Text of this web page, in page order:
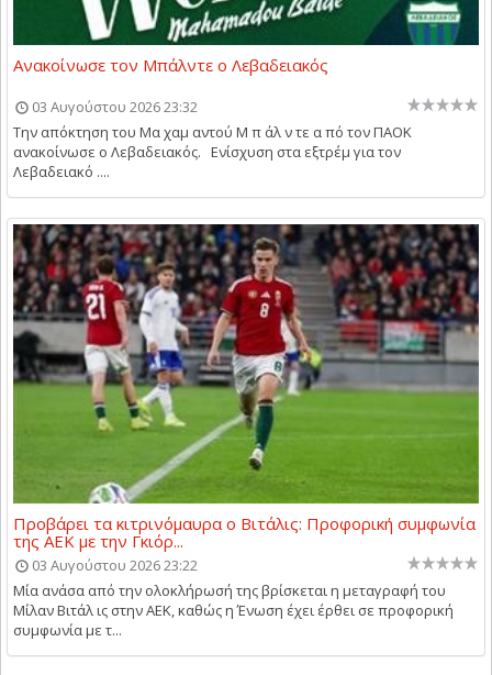
Ανακοίνωσε τον Μπάλντε ο Λεβαδειακός
03 Αυγούστου 2026 23:32
Την απόκτηση του Μα χαμ αντού Μ π άλ ν τε α πό τον ΠΑΟΚ
ανακοίνωσε ο Λεβαδειακός. Ενίσχυση στα εξτρέμ για τον
Λεβαδειακό ....
Προβάρει τα κιτρινόμαυρα ο Βιτάλις: Προφορική συμφωνία
της ΑΕΚ με την Γκιόρ...
03 Αυγούστου 2026 23:22
Μία ανάσα από την ολοκλήρωσή της βρίσκεται η μεταγραφή του
Μίλαν Βιτάλ ις στην ΑΕΚ, καθώς η Ένωση έχει έρθει σε προφορική
συμφωνία με τ...